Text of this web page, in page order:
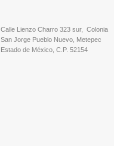
Calle Lienzo Charro 323 sur, Colonia
San Jorge Pueblo Nuevo, Metepec
Estado de México, C.P. 52154